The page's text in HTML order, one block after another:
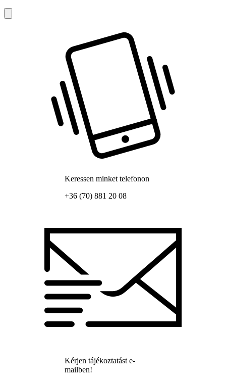
Keressen minket telefonon
+36 (70) 881 20 08
Kérjen tájékoztatást e-
mailben!